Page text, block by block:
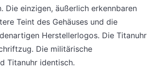
Die einzigen, äußerlich erkennbaren
Teint des Gehäuses und die
Herstellerlogos. Die Titanuhr
Die militärische
Titanuhr identisch.